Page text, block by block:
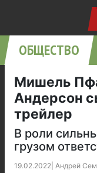
ОБЩЕСТВО
Мишель
Андерсон
трейлер
В роли
грузом
19.02.2022 Андрей